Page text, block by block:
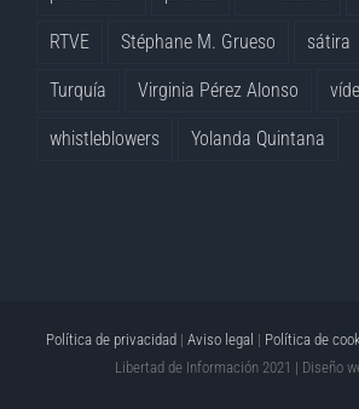
RTVE Stéphane M. Grueso sátira
Turquía Virginia Pérez Alonso
whistleblowers Yolanda Quintana
Política de privacidad | Aviso legal | Política de
Libertad de Información 2021 | Diseño